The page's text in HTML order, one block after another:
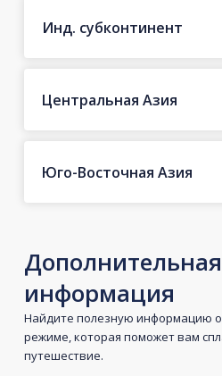
Инд. субконтинент
Центральная Азия
Юго-Восточная Азия
Дополнительная
информация
Найдите полезную информацию
режиме, которая поможет вам
путешествие.